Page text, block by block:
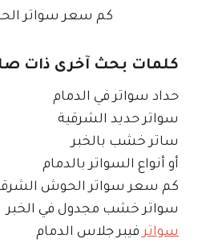
كم سعر سواتر
كلمات بحث آخرى ذات
حداد سواتر في الدمام
سواتر حديد الشرقية
ساتر خشب بالخبر
أو أنواع السواتر بالدمام
كم سعر سواتر الحوش
سواتر خشب مجدول في الخبر
سواترفيبر جلاس الدمام